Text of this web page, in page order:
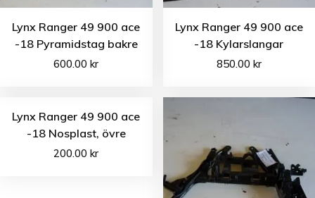
Lynx Ranger 49 900 ace
-18 Pyramidstag bakre
600.00kr
Lynx Ranger 49 900 ace
-18 Kylarslangar
850.00 kr
Lynx Ranger 49 900 ace
-18 Nosplast, övre
200.00kr